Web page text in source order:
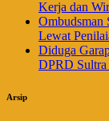
Kerja dan
Ombudsman
Lewat
Diduga
DPRD Sultra
Arsip